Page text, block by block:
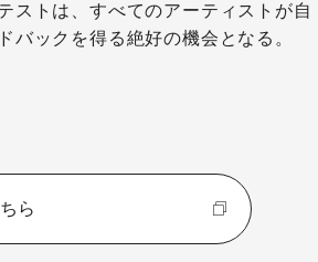
ストは、すべてのアーティストが自
バックを得る絶好の機会となる。
ら